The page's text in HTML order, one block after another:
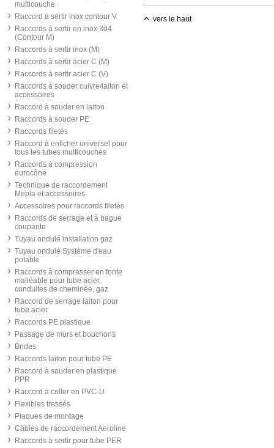
multicouche
Raccord à sertir inox contour V
Raccords à sertir en inox 304
(Contour M)
Raccords à sertir inox (M)
Raccords à sertir acier C (M)
Raccords à sertir acier C (V)
Raccords à souder cuivre/laiton et
accessoires
Raccord à souder en laiton
Raccords à souder PE
Raccords filetés
Raccord à enficher universel pour
tous les tubes multicouches
Raccords à compression
eurocône
Technique de raccordement
Mepla et accessoires
Accessoires pour raccords filetés
Raccords de serrage et à bague
coupante
Tuyau ondulé installation gaz
Tuyau ondulé Système d'eau
potable
Raccords à compresser en fonte
malléable pour tube acier,
conduites de cheminée, gaz
Raccord de serrage laiton pour
tube acier
Raccords PE plastique
Passage de murs et bouchons
Brides
Raccords laiton pour tube PE
Raccord à souder en plastique
PPR
Raccord à coller en PVC-U
Flexibles tressés
Plaques de montage
Câbles de raccordement Aeroline
Raccords à sertir pour tube PER
vers le haut